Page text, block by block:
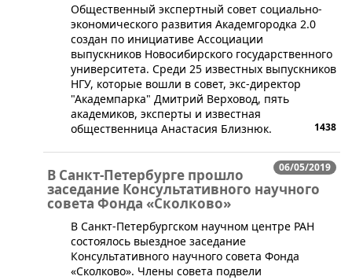
​Общественный экспертный совет социально-
экономического развития Академгородка 2.0
создан по инициативе Ассоциации
выпускников Новосибирского государственного
университета. Среди 25 известных выпускников
НГУ, которые вошли в совет, экс-директор
"Академпарка" Дмитрий Верховод, пять
академиков, эксперты и известная
общественница Анастасия Близнюк.
1438
06/05/2019
В Санкт-Петербурге прошло
заседание Консультативного научного
совета Фонда «Сколково»
​В Санкт-Петербургском научном центре РАН
состоялось выездное заседание
Консультативного научного совета Фонда
«Сколково». Члены совета подвели